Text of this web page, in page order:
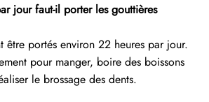
jour faut-il porter les gouttières
être portés environ 22 heures par jour.
pour manger, boire des boissons
le brossage des dents.